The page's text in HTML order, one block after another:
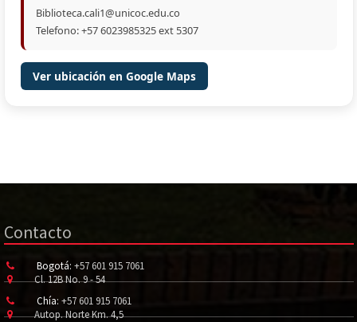
Biblioteca.cali1@unicoc.edu.co
Telefono: +57 6023985325 ext 5307
Ver ubicación en Google Maps
Contacto
Bogotá: +57 601 915 7061
Cl. 12B No. 9 - 54
Chía: +57 601 915 7061
Autop. Norte Km. 4,5